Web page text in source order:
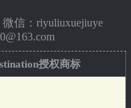
微信：riyuliuxuejiuye
授权商标